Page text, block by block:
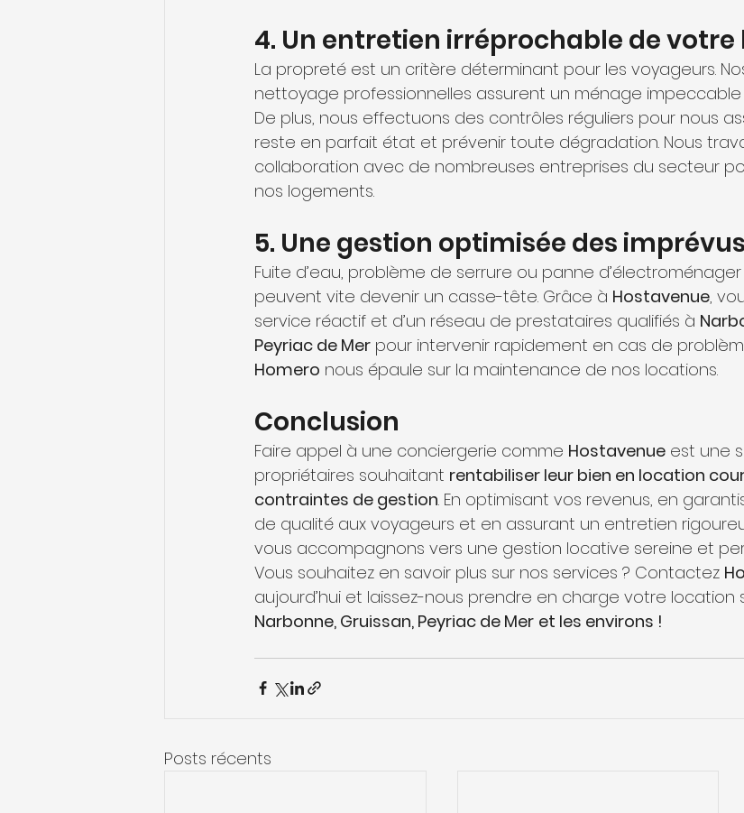
4. Un entretien irréprochable de
La propreté est un critère déterminant pour les voyageurs.
nettoyage professionnelles assurent un ménage
De plus, nous effectuons des contrôles réguliers pour nous
reste en parfait état et prévenir toute dégradation. Nous
collaboration avec de nombreuses entreprises du secteur
nos logements.
5. Une gestion optimisée des imprévus
Fuite d’eau, problème de serrure ou panne d’électroménager
peuvent vite devenir un casse-tête. Grâce à Hostavenue,
service réactif et d’un réseau de prestataires qualifiés à
Peyriac de Mer pour intervenir rapidement en cas de
Homero nous épaule sur la maintenance de nos locations.
Conclusion
Faire appel à une conciergerie comme Hostavenue est une
propriétaires souhaitant rentabiliser leur bien en location
contraintes de gestion. En optimisant vos revenus, en
de qualité aux voyageurs et en assurant un entretien
vous accompagnons vers une gestion locative sereine et
Vous souhaitez en savoir plus sur nos services ? Contactez
aujourd’hui et laissez-nous prendre en charge votre location
Narbonne, Gruissan, Peyriac de Mer et les environs !
Posts récents